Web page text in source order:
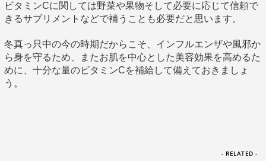
ビタミンCに関しては野菜や果物そして必要に応じて信頼で
きるサプリメントなどで補うことも必要だと思います。
冬真っ只中の今の時期だからこそ、インフルエンザや風邪か
ら身を守るため、またお肌を中心とした美容効果を高めるた
めに、十分な量のビタミンCを補給して備えておきましょ
う。
- RELATED -